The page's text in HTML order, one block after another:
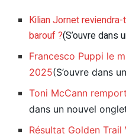
Kilian Jornet
barouf ?(S’ouvre dans
Francesco Puppi le
2025(S’ouvre dans
Toni McCann
dans un nouvel
Résultat Golden